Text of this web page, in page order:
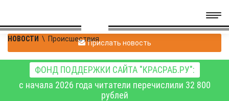
НОВОСТИ \ ПроисшествияПрислать новость
ФОНД ПОДДЕРЖКИ САЙТА "КРАСРАБ.РУ":
с начала 2026 года читатели перечислили 32 800
рублей